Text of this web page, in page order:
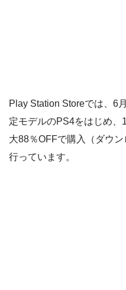
Play Station Storeでは、6
定モデルのPS4をはじめ、
大88％OFFで購入（ダウ
行っています。